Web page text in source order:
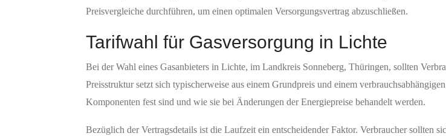
Preisvergleiche durchführen, um einen optimalen Versorgungsvertrag abzuschließen.
Tarifwahl für Gasversorgung in Lichte
Bei der Wahl eines Gasanbieters in Lichte, im Landkreis Sonneberg, Thüringen, sollten
Preisstruktur setzt sich typischerweise aus einem Grundpreis und einem
Komponenten fest sind und wie sie bei Änderungen der Energiepreise behandelt werden.
Bezüglich der Vertragsdetails ist die Laufzeit ein entscheidender Faktor. Verbraucher sollten